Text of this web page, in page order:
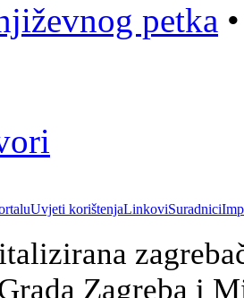
petka
Uvjeti korištenjaLinkoviSuradnici
Zagreba i